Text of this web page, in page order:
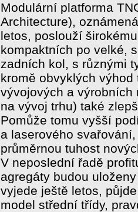
Modulární platforma
Architecture),
letos, poslouží
kompaktních po velké,
zadních kol, s různými
kromě obvyklých
vývojových a výrobních
na vývoj trhu) také
Pomůže tomu vyšší
a laserového
průměrnou tuhost
V neposlední řadě
agregáty budou
vyjede ještě letos,
model střední třídy,